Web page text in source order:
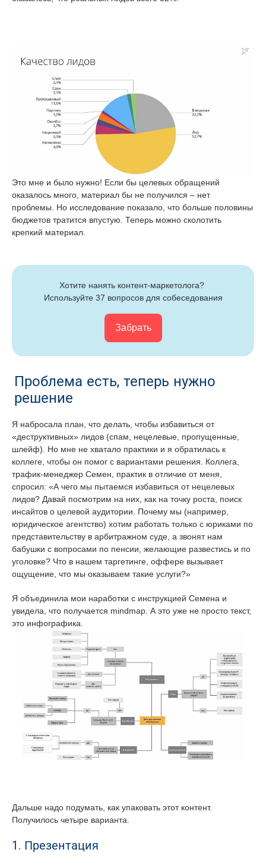
Это мне и было нужно! Если бы целевых обращений
оказалось много, материал бы не получился – нет
проблемы. Но исследование показало, что больше половины
бюджетов тратится впустую. Теперь можно сколотить
крепкий материал.
Хотите нанять контент-маркетолога?
Используйте 37 вопросов для собеседования
Забрать
Проблема есть, теперь нужно
решение
Я набросала план, что делать, чтобы избавиться от
«деструктивных» лидов (спам, нецелевые, пропущенные,
шлейф). Но мне не хватало практики и я обратилась к
коллеге, чтобы он помог с вариантами решения. Коллега,
трафик-менеджер Семен, практик в отличие от меня,
спросил: «А чего мы пытаемся избавиться от нецелевых
лидов? Давай посмотрим на них, как на точку роста, поиск
инсайтов о целевой аудитории. Почему мы (например,
юридическое агентство) хотим работать только с юриками по
представительству в арбитражном суде, а звонят нам
бабушки с вопросами по пенсии, желающие развестись и по
уголовке? Что в нашем таргетинге, оффере вызывает
ощущение, что мы оказываем такие услуги?»
Я объединила мои наработки с инструкцией Семена и
увидела, что получается mindmap. А это уже не просто текст,
это инфографика.
Дальше надо подумать, как упаковать этот контент.
Получилось четыре варианта.
1. Презентация